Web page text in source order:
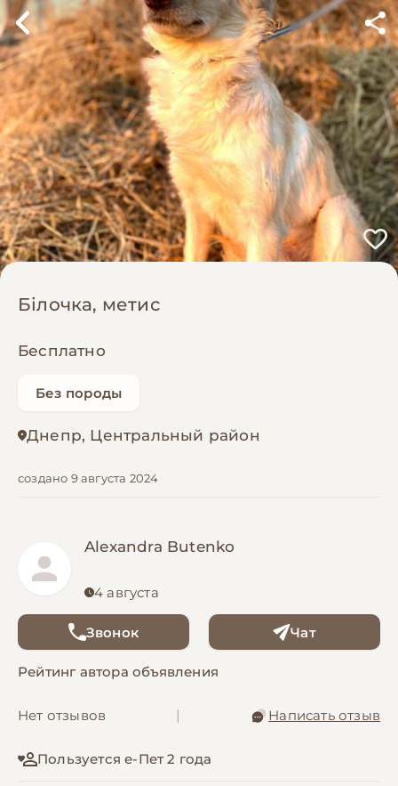
Білочка, метис
Бесплатно
Без породы
Днепр, Центральный район
создано 9 августа 2024
Alexandra Butenko
4 августа
Звонок Чат
Рейтинг автора объявления
Нет отзывов Написать отзыв
Пользуется е-Пет 2 года